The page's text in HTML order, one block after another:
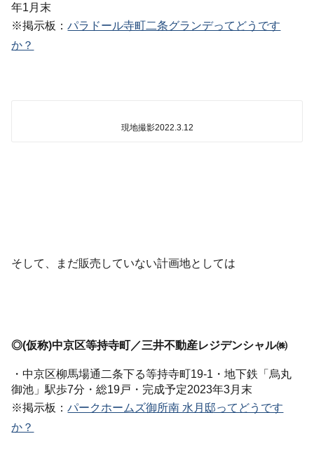
年1月末
※掲示板：パラドール寺町二条グランデってどうです
か？
現地撮影2022.3.12
そして、まだ販売していない計画地としては
◎(仮称)中京区等持寺町／三井不動産レジデンシャル㈱
・中京区柳馬場通二条下る等持寺町19-1・地下鉄「烏丸
御池」駅歩7分・総19戸・完成予定2023年3月末
※掲示板：パークホームズ御所南 水月邸ってどうです
か？